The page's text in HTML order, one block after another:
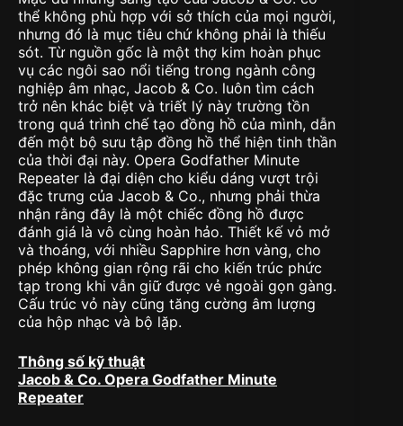
thể không phù hợp với sở thích của mọi người,
nhưng đó là mục tiêu chứ không phải là thiếu
sót. Từ nguồn gốc là một thợ kim hoàn phục
vụ các ngôi sao nổi tiếng trong ngành công
nghiệp âm nhạc, Jacob & Co. luôn tìm cách
trở nên khác biệt và triết lý này trường tồn
trong quá trình chế tạo đồng hồ của mình, dẫn
đến một bộ sưu tập đồng hồ thể hiện tinh thần
của thời đại này. Opera Godfather Minute
Repeater là đại diện cho kiểu dáng vượt trội
đặc trưng của Jacob & Co., nhưng phải thừa
nhận rằng đây là một chiếc đồng hồ được
đánh giá là vô cùng hoàn hảo. Thiết kế vỏ mở
và thoáng, với nhiều Sapphire hơn vàng, cho
phép không gian rộng rãi cho kiến trúc phức
tạp trong khi vẫn giữ được vẻ ngoài gọn gàng.
Cấu trúc vỏ này cũng tăng cường âm lượng
của hộp nhạc và bộ lặp.
Thông số kỹ thuật
Jacob & Co. Opera Godfather Minute
Repeater